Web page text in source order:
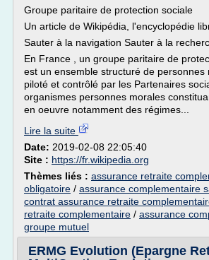
Groupe paritaire de protection sociale
Un article de Wikipédia, l'encyclopédie
Sauter à la navigation Sauter à la
En France , un groupe paritaire de
est un ensemble structuré de personnes
piloté et contrôlé par les Partenaires
organismes personnes morales
en oeuvre notamment des régimes...
Lire la suite
Date: 2019-02-08 22:05:40
Site : https://fr.wikipedia.org
Thèmes liés : assurance retraite
obligatoire / assurance complementaire
contrat assurance retraite
retraite complementaire / assurance
groupe mutuel
ERMG Evolution (Epargne